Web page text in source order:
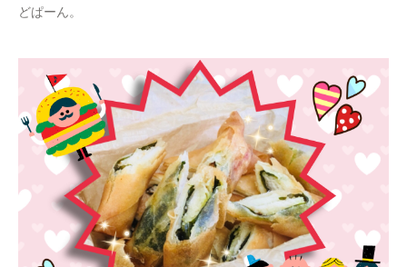
どぱーん。